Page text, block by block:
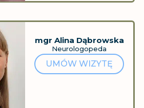
mgr Alina Dąbrowska
Neurologopeda
UMÓW WIZYTĘ